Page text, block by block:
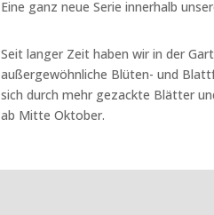
Eine ganz neue Serie innerhalb
Seit langer Zeit haben wir in der
außergewöhnliche Blüten- und
sich durch mehr gezackte Blätter
ab Mitte Oktober.